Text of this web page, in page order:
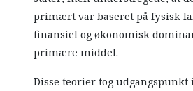
primært var baseret på fysisk
finansiel og økonomisk
primære middel.
Disse teorier tog